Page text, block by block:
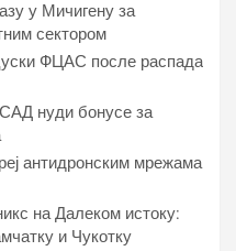
у Мичигену за
сектором
ФЦАС после распада
нуди бонусе за
антидронским мрежама
на Далеком истоку:
и Чукотку